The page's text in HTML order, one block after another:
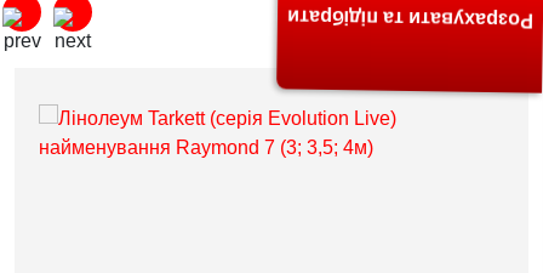
Розрахувати та підібрати